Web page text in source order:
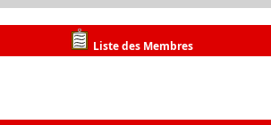
Liste des Membres